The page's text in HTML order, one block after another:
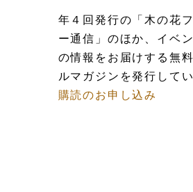
年４回発行の「木の花
ー通信」のほか、イベ
の情報をお届けする無
ルマガジンを発行してい
購読のお申し込み